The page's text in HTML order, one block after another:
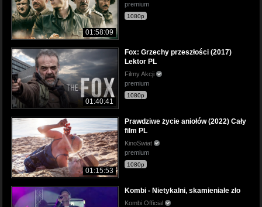
01:58:09
premium
1080p
01:40:41
Fox: Grzechy przeszłości (2017)
Lektor PL
Filmy Akcji
premium
1080p
01:15:53
Prawdziwe życie aniołów (2022) Cały
film PL
KinoSwiat
premium
1080p
Kombi - Nietykalni, skamieniałe zło
Kombi Official